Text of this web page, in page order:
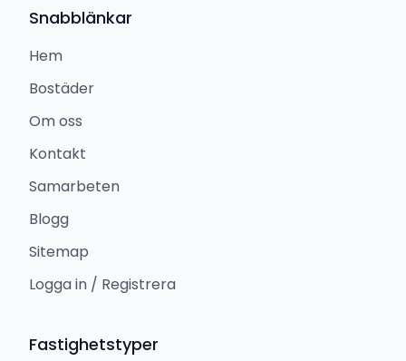
Snabblänkar
Hem
Bostäder
Om oss
Kontakt
Samarbeten
Blogg
Sitemap
Logga in / Registrera
Fastighetstyper